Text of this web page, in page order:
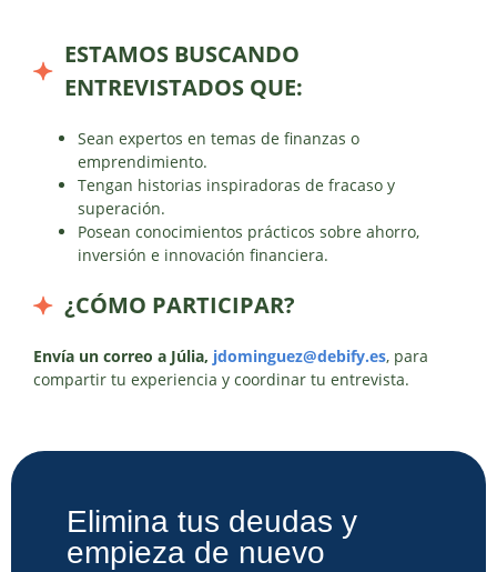
ESTAMOS BUSCANDO
ENTREVISTADOS QUE:
Sean expertos en temas de finanzas o
emprendimiento.
Tengan historias inspiradoras de fracaso y
superación.
Posean conocimientos prácticos sobre ahorro,
inversión e innovación financiera.
¿CÓMO PARTICIPAR?
Envía un correo a Júlia, jdominguez@debify.es, para
compartir tu experiencia y coordinar tu entrevista.
Elimina tus deudas y
empieza de nuevo